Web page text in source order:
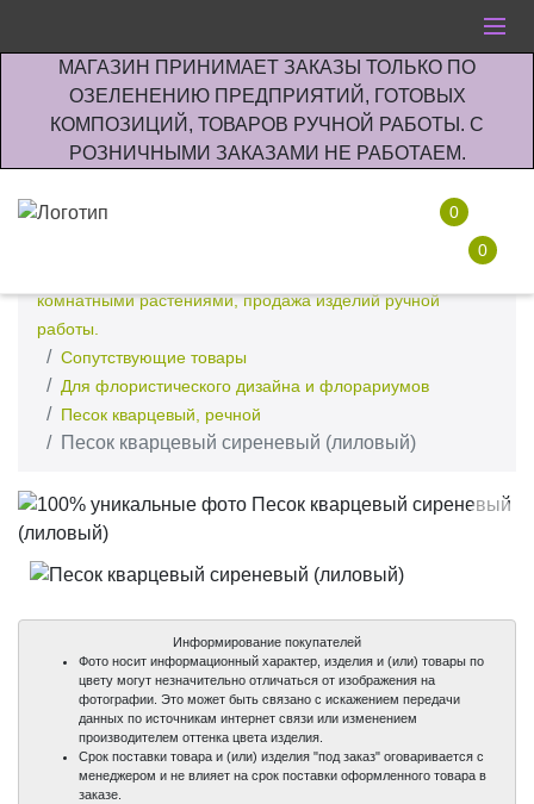
МАГАЗИН ПРИНИМАЕТ ЗАКАЗЫ ТОЛЬКО ПО
ОЗЕЛЕНЕНИЮ ПРЕДПРИЯТИЙ, ГОТОВЫХ
КОМПОЗИЦИЙ, ТОВАРОВ РУЧНОЙ РАБОТЫ. С
РОЗНИЧНЫМИ ЗАКАЗАМИ НЕ РАБОТАЕМ.
0
0
комнатными растениями, продажа изделий ручной
работы.
Сопутствующие товары
Для флористического дизайна и флорариумов
Песок кварцевый, речной
Песок кварцевый сиреневый (лиловый)
Информирование покупателей
Фото носит информационный характер, изделия и (или) товары по
цвету могут незначительно отличаться от изображения на
фотографии. Это может быть связано с искажением передачи
данных по источникам интернет связи или изменением
производителем оттенка цвета изделия.
Срок поставки товара и (или) изделия "под заказ" оговаривается с
менеджером и не влияет на срок поставки оформленного товара в
заказе.